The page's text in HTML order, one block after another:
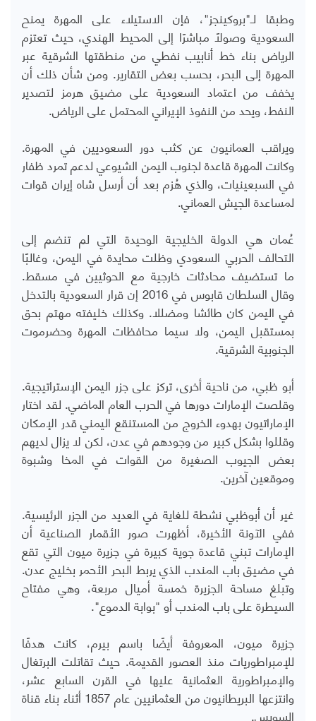
وطبقا لـ"بروكينجز"، فإن الاستيلاء على المهرة يمنح
السعودية وصولاً مباشرًا إلى المحيط الهندي، حيث تعتزم
الرياض بناء خط أنابيب نفطي من منطقتها الشرقية عبر
المهرة إلى البحر، بحسب بعض التقارير. ومن شأن ذلك أن
يخفف من اعتماد السعودية على مضيق هرمز لتصدير
النفط، ويحد من النفوذ الإيراني المحتمل على الرياض.
ويراقب العمانيون عن كثب دور السعوديين في المهرة.
وكانت المهرة قاعدة لجنوب اليمن الشيوعي لدعم تمرد ظفار
في السبعينيات، والذي هُزم بعد أن أرسل شاه إيران قوات
لمساعدة الجيش العماني.
عُمان هي الدولة الخليجية الوحيدة التي لم تنضم إلى
التحالف الحربي السعودي وظلت محايدة في اليمن، وغالبًا
ما تستضيف محادثات خارجية مع الحوثيين في مسقط.
وقال السلطان قابوس في 2016 إن قرار السعودية بالتدخل
في اليمن كان طائشا ومضللا. وكذلك خليفته مهتم بحق
بمستقبل اليمن، ولا سيما محافظات المهرة وحضرموت
الجنوبية الشرقية.
أبو ظبي، من ناحية أخرى، تركز على جزر اليمن الإستراتيجية.
وقلصت الإمارات دورها في الحرب العام الماضي. لقد اختار
الإماراتيون بهدوء الخروج من المستنقع اليمني قدر الإمكان
وقللوا بشكل كبير من وجودهم في عدن، لكن لا يزال لديهم
بعض الجيوب الصغيرة من القوات في المخا وشبوة
وموقعين آخرين.
غير أن أبوظبي نشطة للغاية في العديد من الجزر الرئيسية.
ففي الآونة الأخيرة، أظهرت صور الأقمار الصناعية أن
الإمارات تبني قاعدة جوية كبيرة في جزيرة ميون التي تقع
في مضيق باب المندب الذي يربط البحر الأحمر بخليج عدن.
وتبلغ مساحة الجزيرة خمسة أميال مربعة، وهي مفتاح
السيطرة على باب المندب أو "بوابة الدموع".
جزيرة ميون، المعروفة أيضًا باسم بيرم، كانت هدفًا
للإمبراطوريات منذ العصور القديمة. حيث تقاتلت البرتغال
والإمبراطورية العثمانية عليها في القرن السابع عشر،
وانتزعها البريطانيون من العثمانيين عام 1857 أثناء بناء قناة
السويس.